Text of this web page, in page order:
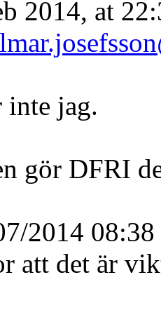
2014, at
inte jag.
gör DFRI
2014
att det är